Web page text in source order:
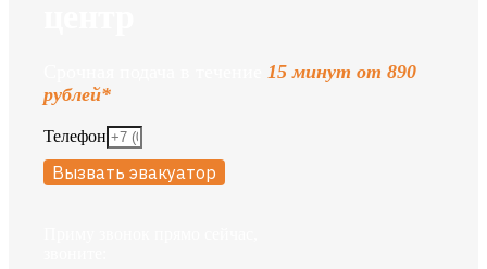
15 минут от 890
рублей*
Телефон
Вызвать эвакуатор